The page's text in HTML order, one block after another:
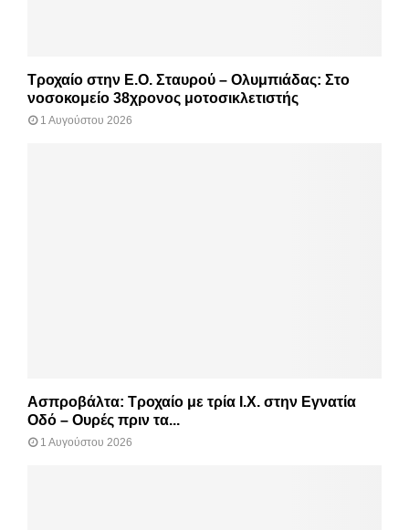
Τροχαίο στην Ε.Ο. Σταυρού – Ολυμπιάδας: Στο
νοσοκομείο 38χρονος μοτοσικλετιστής
1 Αυγούστου 2026
Ασπροβάλτα: Τροχαίο με τρία Ι.Χ. στην Εγνατία
Οδό – Ουρές πριν τα...
1 Αυγούστου 2026